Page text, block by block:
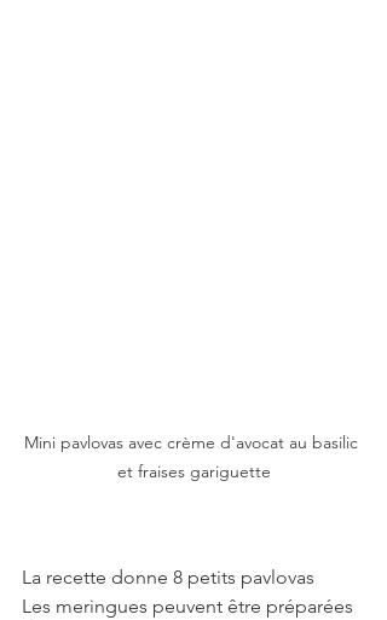
Mini pavlovas avec crème d'avocat au basilic
et fraises gariguette
La recette donne 8 petits pavlovas
Les meringues peuvent être préparées